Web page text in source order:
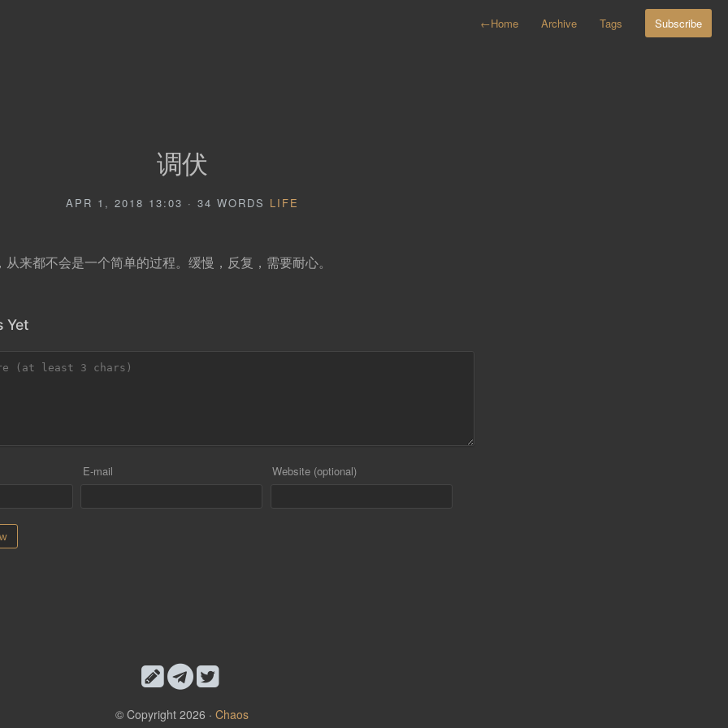
←Home Archive Tags Subscribe
调伏
APR 1, 2018 13:03 · 34 WORDS LIFE
来都不会是一个简单的过程。缓慢，反复，需要耐心。
Yet
E-mail Website (optional)
© Copyright 2026 · Chaos